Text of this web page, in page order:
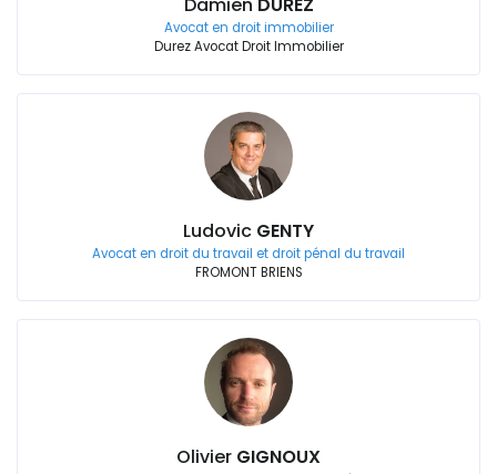
Damien DUREZ
Avocat en droit immobilier
Durez Avocat Droit Immobilier
Ludovic GENTY
Avocat en droit du travail et droit pénal du travail
FROMONT BRIENS
Olivier GIGNOUX